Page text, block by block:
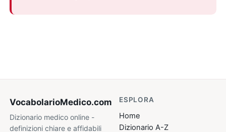
VocabolarioMedico.com
Dizionario medico online -
definizioni chiare e affidabili
ESPLORA
Home
Dizionario A-Z